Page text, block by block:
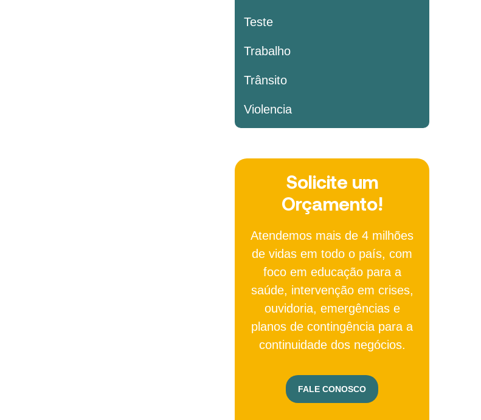
Teste
Trabalho
Trânsito
Violencia
Solicite um
Orçamento!
Atendemos mais de 4 milhões
de vidas em todo o país, com
foco em educação para a
saúde, intervenção em crises,
ouvidoria, emergências e
planos de contingência para a
continuidade dos negócios.
FALE CONOSCO